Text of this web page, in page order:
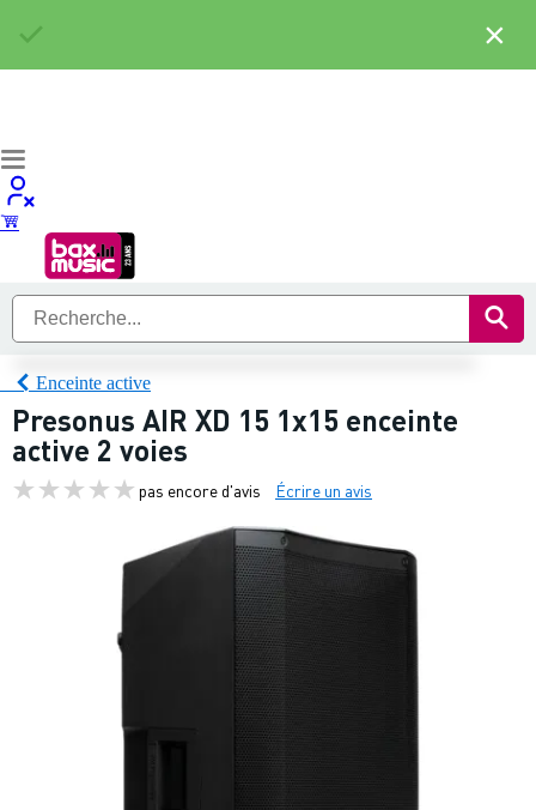
Enceinte active
Presonus AIR XD 15 1x15 enceinte
active 2 voies
pas encore d'avis Écrire un avis
×